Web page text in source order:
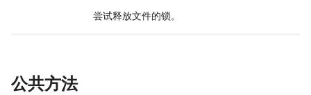
尝试释放文件的锁。
公共方法